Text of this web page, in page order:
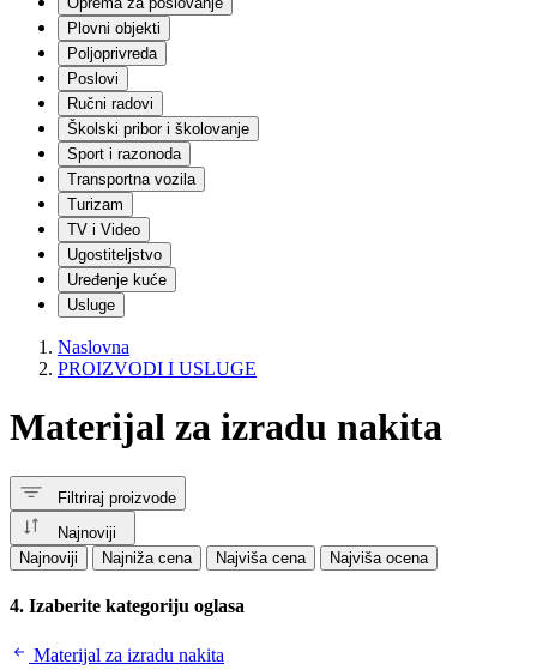
Društvene igre
Vozila | Igračke, garaže i staze
Kockice
Vozila | Na akumulator
Slagalice
Igračke za bebe
Igračke za dvorište
Vozila | Guralice i tricikli
Sportske igračke
Dečji bicikli i trotineti
Muzičke igračke
Dečji šatori i kućice
Igračke za ljuljanje
Kostimi i maske za decu
Ostalo
Industrijska oprema
Drvo
Metal
Hrana
Tekstil i koža
Plastika
Ambalaža
Papir
Guma
Proizvodne linije
Mašine | Razno
Elektro i automatizacija
Komunalna oprema
Plovni objekti
Poljoprivreda
Poslovi
Ručni radovi
Školski pribor i školovanje
Sport i razonoda
Transportna vozila
Turizam
TV i Video
Ugostiteljstvo
Uređenje kuće
Usluge
Naslovna
PROIZVODI I USLUGE
Materijal za izradu nakita
Filtriraj proizvode
Najnoviji
Najnoviji
Najniža cena Najviša cena Najviša ocena
4. Izaberite kategoriju oglasa
Materijal za izradu nakita